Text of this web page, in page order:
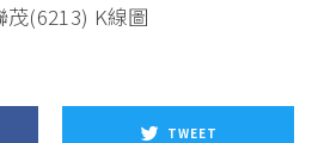
(6213) K線圖
TWEET